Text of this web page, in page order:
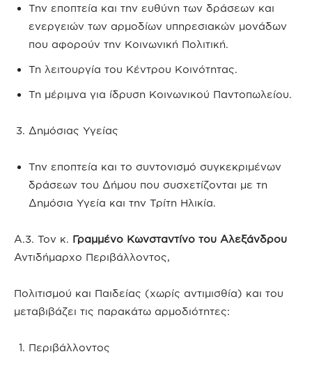
Την εποπτεία και την ευθύνη των δράσεων και
ενεργειών των αρμοδίων υπηρεσιακών μονάδων
που αφορούν την Κοινωνική Πολιτική.
Τη λειτουργία του Κέντρου Κοινότητας.
Τη μέριμνα για ίδρυση Κοινωνικού Παντοπωλείου.
Δημόσιας Υγείας
Την εποπτεία και το συντονισμό συγκεκριμένων
δράσεων του Δήμου που συσχετίζονται με τη
Δημόσια Υγεία και την Τρίτη Ηλικία.
Α.3. Τον κ. Γραμμένο Κωνσταντίνο του Αλεξάνδρου
Αντιδήμαρχο Περιβάλλοντος,
Πολιτισμού και Παιδείας (χωρίς αντιμισθία) και του
μεταβιβάζει τις παρακάτω αρμοδιότητες:
Περιβάλλοντος